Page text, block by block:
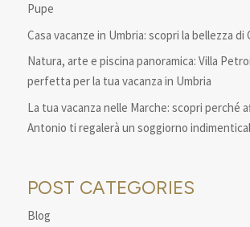
Pupe
Casa vacanze in Umbria: scopri la bellezza di
Natura, arte e piscina panoramica: Villa
perfetta per la tua vacanza in Umbria
La tua vacanza nelle Marche: scopri perché
Antonio ti regalerà un soggiorno
POST CATEGORIES
Blog